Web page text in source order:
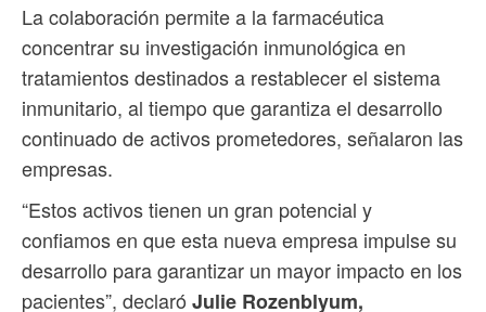
La colaboración permite a la farmacéutica
concentrar su investigación inmunológica en
tratamientos destinados a restablecer el sistema
inmunitario, al tiempo que garantiza el desarrollo
continuado de activos prometedores, señalaron las
empresas.
“Estos activos tienen un gran potencial y
confiamos en que esta nueva empresa impulse su
desarrollo para garantizar un mayor impacto en los
pacientes”, declaró Julie Rozenblyum,